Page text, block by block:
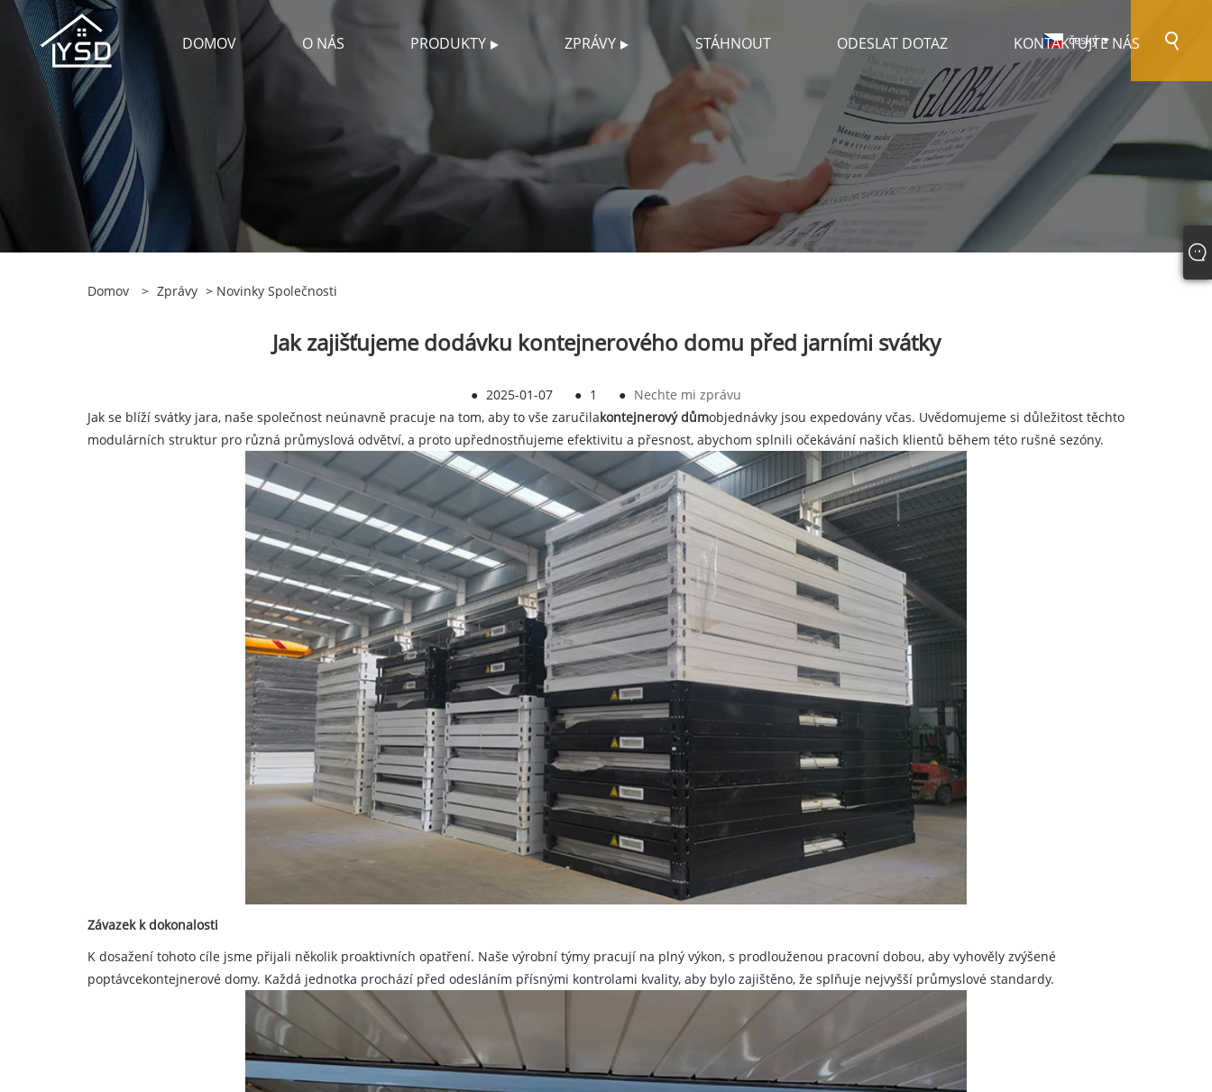
DOMOV O NÁS PRODUKTY ZPRÁVY STÁHNOUT ODESLAT DOTAZ KONTAKTUJTE NÁS
český
Domov > Zprávy > Novinky Společnosti
Jak zajišťujeme dodávku kontejnerového domu před jarními svátky
● 2025-01-07 ● 1 ● Nechte mi zprávu
Jak se blíží svátky jara, naše společnost neúnavně pracuje na tom, aby to vše zaručilakontejnerový důmobjednávky jsou expedovány včas. Uvědomujeme si důležitost těchto
modulárních struktur pro různá průmyslová odvětví, a proto upřednostňujeme efektivitu a přesnost, abychom splnili očekávání našich klientů během této rušné sezóny.
Závazek k dokonalosti
K dosažení tohoto cíle jsme přijali několik proaktivních opatření. Naše výrobní týmy pracují na plný výkon, s prodlouženou pracovní dobou, aby vyhověly zvýšené
poptávcekontejnerové domy. Každá jednotka prochází před odesláním přísnými kontrolami kvality, aby bylo zajištěno, že splňuje nejvyšší průmyslové standardy.